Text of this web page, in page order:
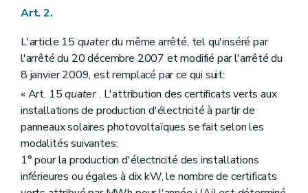
Art. 2.
L'article 15 quaterdu même arrêté, tel qu'inséré par
l'arrêté du 20 décembre 2007 et modifié par l'arrêté du
8 janvier 2009, est remplacé par ce qui suit:
« Art. 15quater. L'attribution des certificats verts aux
installations de production d'électricité à partir de
panneaux solaires photovoltaïques se fait selon les
modalités suivantes:
1° pour la production d'électricité des installations
inférieures ou égales à dix kW, le nombre de certificats